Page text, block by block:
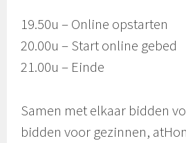
19.50u – Online opstarten
20.00u – Start online gebed
21.00u – Einde
Samen met elkaar bidden
bidden voor gezinnen,